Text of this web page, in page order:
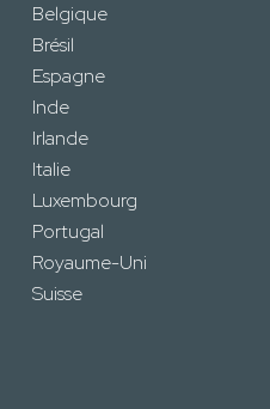
Belgique
Brésil
Espagne
Inde
Irlande
Italie
Luxembourg
Portugal
Royaume-Uni
Suisse